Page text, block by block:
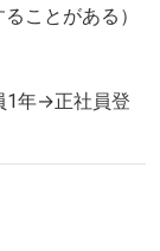
ことがある）
1年→正社員登